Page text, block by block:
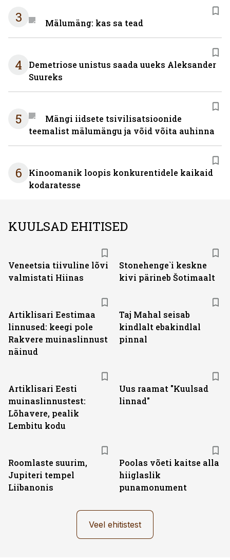
3 Mälumäng: kas sa tead
4
Demetriose unistus saada uueks Aleksander
Suureks
5
Mängi iidsete tsivilisatsioonide
teemalist mälumängu ja võid võita auhinna
6
Kinoomanik loopis konkurentidele kaikaid
kodaratesse
KUULSAD EHITISED
Veneetsia tiivuline lõvi
valmistati Hiinas
Stonehenge`i keskne
kivi pärineb Šotimaalt
Artiklisari Eestimaa
linnused: keegi pole
Rakvere muinaslinnust
näinud
Taj Mahal seisab
kindlalt ebakindlal
pinnal
Artiklisari Eesti
muinaslinnustest:
Lõhavere, pealik
Lembitu kodu
Uus raamat "Kuulsad
linnad"
Roomlaste suurim,
Jupiteri tempel
Liibanonis
Poolas võeti kaitse alla
hiiglaslik
punamonument
Veel ehitistest